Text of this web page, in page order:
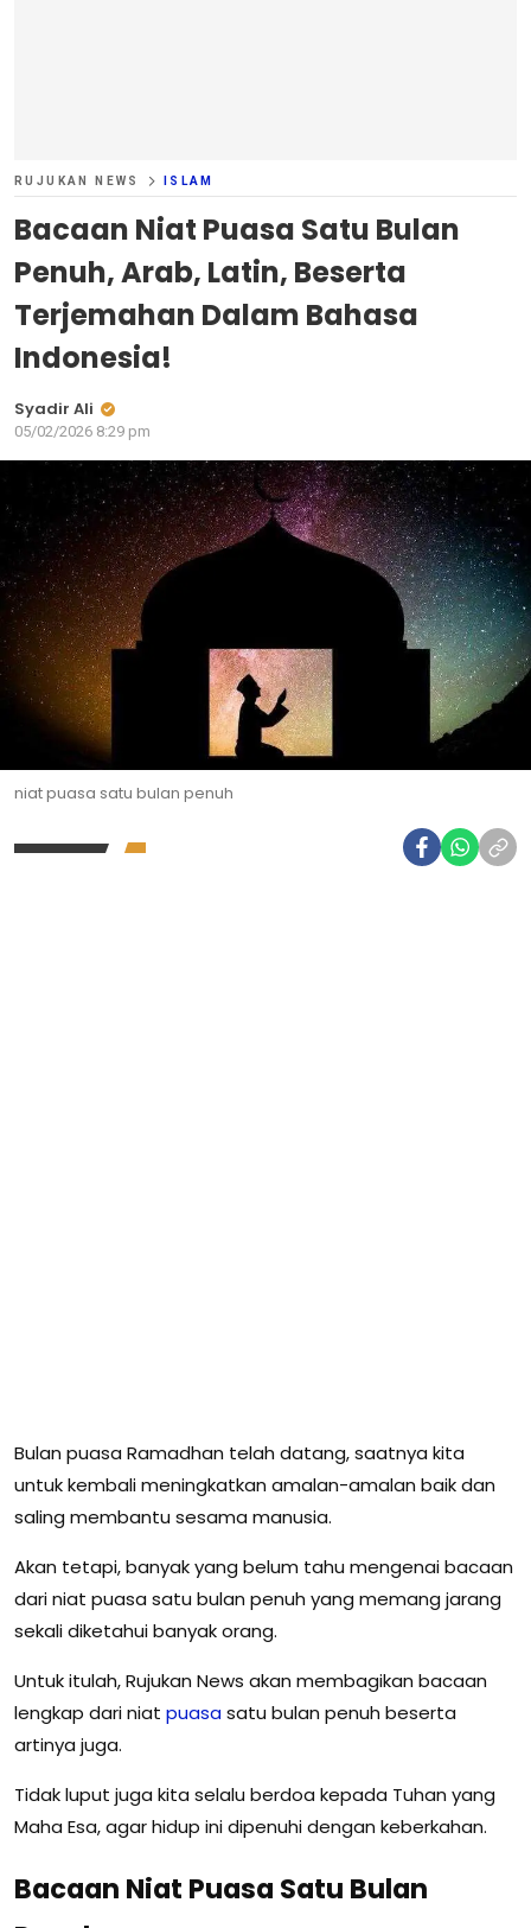
RUJUKAN NEWS ISLAM
Bacaan Niat Puasa Satu Bulan
Penuh, Arab, Latin, Beserta
Terjemahan Dalam Bahasa
Indonesia!
Syadir Ali
05/02/2026 8:29 pm
niat puasa satu bulan penuh
Bulan puasa Ramadhan telah datang, saatnya kita
untuk kembali meningkatkan amalan-amalan baik dan
saling membantu sesama manusia.
Akan tetapi, banyak yang belum tahu mengenai bacaan
dari niat puasa satu bulan penuh yang memang jarang
sekali diketahui banyak orang.
Untuk itulah, Rujukan News akan membagikan bacaan
lengkap dari niat puasasatu bulan penuh beserta
artinya juga.
Tidak luput juga kita selalu berdoa kepada Tuhan yang
Maha Esa, agar hidup ini dipenuhi dengan keberkahan.
Bacaan Niat Puasa Satu Bulan